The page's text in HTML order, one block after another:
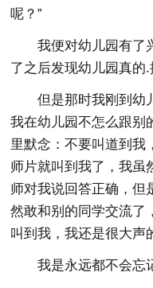
呢？”
我便对幼儿园有了
了之后发现幼儿园真的.
但是那时我刚到幼
我在幼儿园不怎么跟别
里默念：不要叫道到
师片就叫到我了，我虽
师对我说回答正确，但
然敢和别的同学交流了
叫到我，我还是很大声
我是永远都不会忘